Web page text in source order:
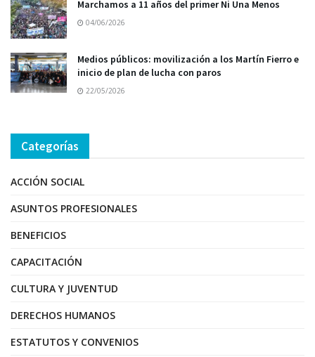
Marchamos a 11 años del primer Ni Una Menos
04/06/2026
Medios públicos: movilización a los Martín Fierro e
inicio de plan de lucha con paros
22/05/2026
Categorías
ACCIÓN SOCIAL
ASUNTOS PROFESIONALES
BENEFICIOS
CAPACITACIÓN
CULTURA Y JUVENTUD
DERECHOS HUMANOS
ESTATUTOS Y CONVENIOS